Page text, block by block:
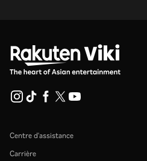
Centre d'assistance
Carrière